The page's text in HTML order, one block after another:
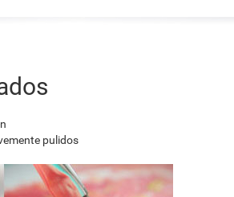
pulidos